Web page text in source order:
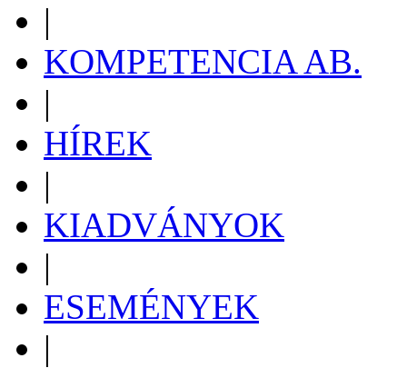
|
KOMPETENCIA AB.
|
HÍREK
|
KIADVÁNYOK
|
ESEMÉNYEK
|